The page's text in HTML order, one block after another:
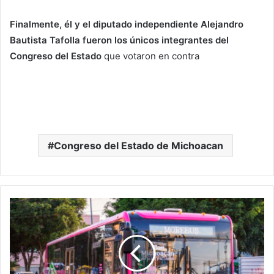
Finalmente, él y el diputado independiente Alejandro
Bautista Tafolla fueron los únicos integrantes del
Congreso del Estado que votaron en contra
Congreso del Estado de Michoacan
Tres
Puentes
Tendrá
Modificaciones
Viales
Para